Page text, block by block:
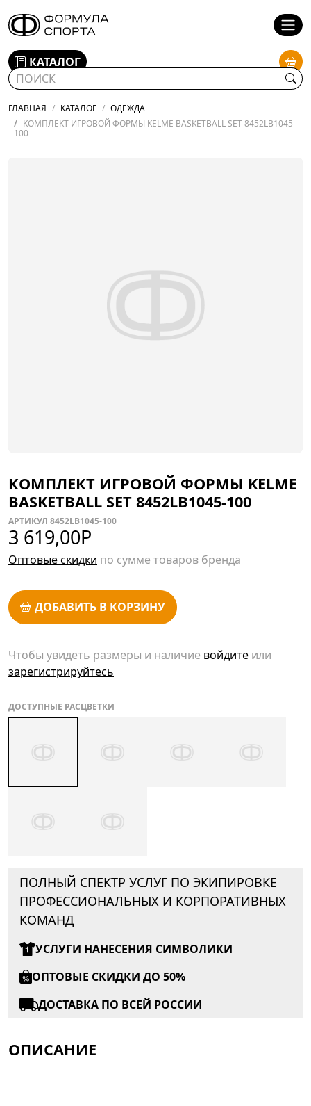
КАТАЛОГ
ГЛАВНАЯ КАТАЛОГ
ОДЕЖДА
КОМПЛЕКТ ИГРОВОЙ ФОРМЫ KELME BASKETBALL SET 8452LB1045-
100
КОМПЛЕКТ ИГРОВОЙ ФОРМЫ KELME
BASKETBALL SET 8452LB1045-100
АРТИКУЛ 8452LB1045-100
3 619,00Р
Оптовые скидки по сумме товаров бренда
ДОБАВИТЬ В КОРЗИНУ
Чтобы увидеть размеры и наличие войдите или
зарегистрируйтесь
ДОСТУПНЫЕ РАСЦВЕТКИ
ПОЛНЫЙ СПЕКТР УСЛУГ ПО ЭКИПИРОВКЕ
ПРОФЕССИОНАЛЬНЫХ И КОРПОРАТИВНЫХ
КОМАНД
УСЛУГИ НАНЕСЕНИЯ СИМВОЛИКИ
ОПТОВЫЕ СКИДКИ ДО 50%
ДОСТАВКА ПО ВСЕЙ РОССИИ
ОПИСАНИЕ